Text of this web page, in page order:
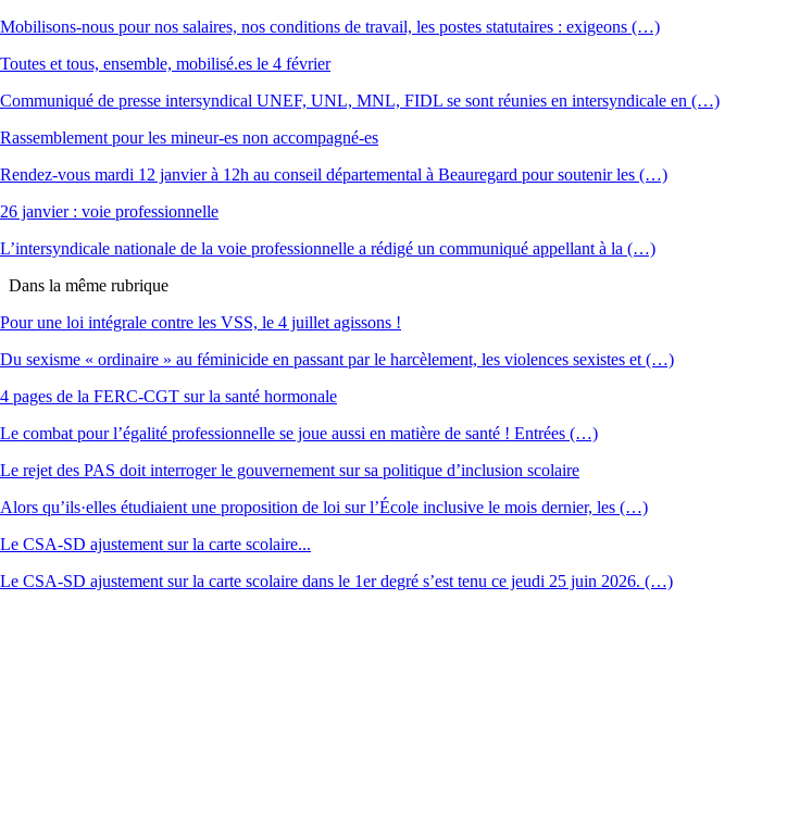
Mobilisons-nous pour nos salaires, nos conditions de travail, les postes statutaires : exigeons (…)
Toutes et tous, ensemble, mobilisé.es le 4 février
Communiqué de presse intersyndical UNEF, UNL, MNL, FIDL se sont réunies en intersyndicale en (…)
Rassemblement pour les mineur-es non accompagné-es
Rendez-vous mardi 12 janvier à 12h au conseil départemental à Beauregard pour soutenir les (…)
26 janvier : voie professionnelle
L’intersyndicale nationale de la voie professionnelle a rédigé un communiqué appellant à la (…)
Dans la même rubrique
Pour une loi intégrale contre les VSS, le 4 juillet agissons !
Du sexisme « ordinaire » au féminicide en passant par le harcèlement, les violences sexistes et (…)
4 pages de la FERC-CGT sur la santé hormonale
Le combat pour l’égalité professionnelle se joue aussi en matière de santé ! Entrées (…)
Le rejet des PAS doit interroger le gouvernement sur sa politique d’inclusion scolaire
Alors qu’ils·elles étudiaient une proposition de loi sur l’École inclusive le mois dernier, les (…)
Le CSA-SD ajustement sur la carte scolaire...
Le CSA-SD ajustement sur la carte scolaire dans le 1er degré s’est tenu ce jeudi 25 juin 2026. (…)